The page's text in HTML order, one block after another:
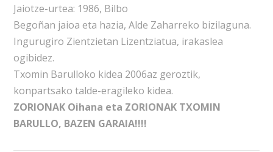
Jaiotze-urtea: 1986, Bilbo
Begoñan jaioa eta hazia, Alde Zaharreko bizilaguna.
Ingurugiro Zientzietan Lizentziatua, irakaslea
ogibidez.
Txomin Barulloko kidea 2006az geroztik,
konpartsako talde-eragileko kidea.
ZORIONAK Oihana eta ZORIONAK TXOMIN
BARULLO, BAZEN GARAIA!!!!